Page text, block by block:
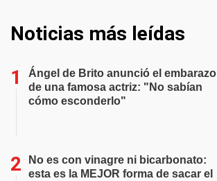
Noticias más leídas
Ángel de Brito anunció el embarazo
de una famosa actriz: "No sabían
cómo esconderlo"
No es con vinagre ni bicarbonato:
esta es la MEJOR forma de sacar el